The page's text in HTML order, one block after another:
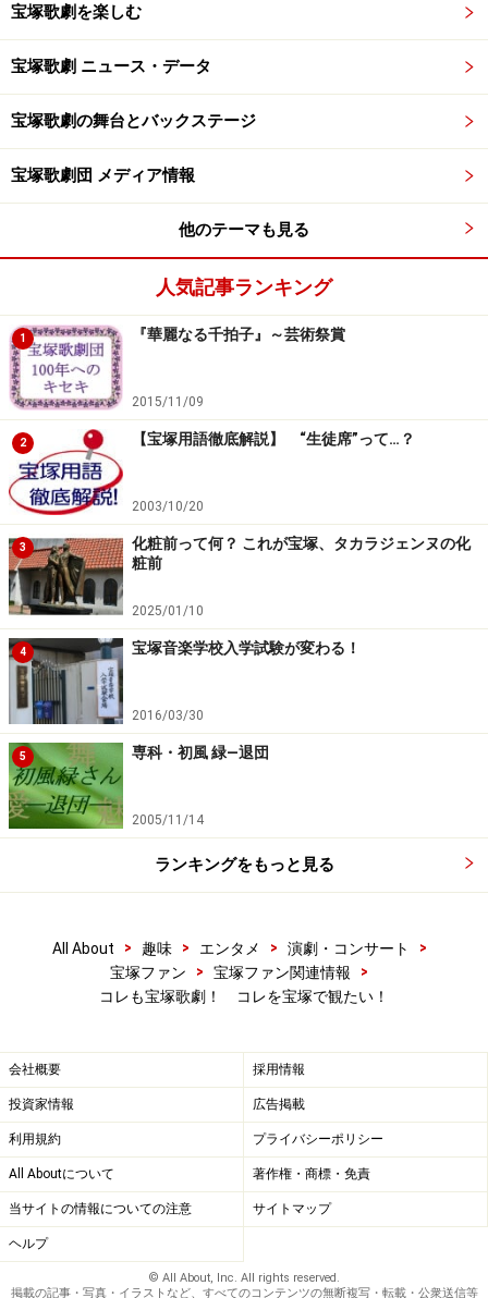
宝塚歌劇を楽しむ
宝塚歌劇 ニュース・データ
宝塚歌劇の舞台とバックステージ
宝塚歌劇団 メディア情報
他のテーマも見る
人気記事ランキング
1 『華麗なる千拍子』～芸術祭賞
2015/11/09
2 【宝塚用語徹底解説】 “生徒席”って…？
2003/10/20
3
化粧前って何？ これが宝塚、タカラジェンヌの化
粧前
2025/01/10
4 宝塚音楽学校入学試験が変わる！
2016/03/30
5 専科・初風 緑―退団
2005/11/14
ランキングをもっと見る
All About > 趣味 > エンタメ > 演劇・コンサート
>
宝塚ファン
> 宝塚ファン関連情報
>
コレも宝塚歌劇！ コレを宝塚で観たい！
会社概要 採用情報
投資家情報 広告掲載
利用規約 プライバシーポリシー
All Aboutについて 著作権・商標・免責
当サイトの情報についての注意 サイトマップ
ヘルプ
© All About, Inc. All rights reserved.
掲載の記事・写真・イラストなど、すべてのコンテンツの無断複写・転載・公衆送信等